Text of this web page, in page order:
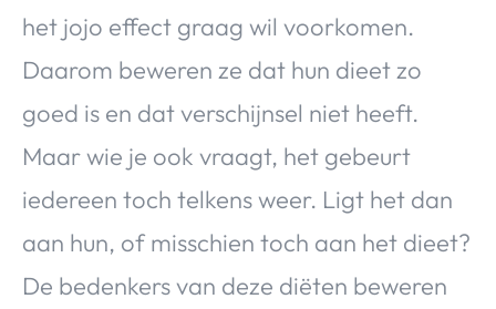
het jojo effect graag wil voorkomen.
Daarom beweren ze dat hun dieet zo
goed is en dat verschijnsel niet heeft.
Maar wie je ook vraagt, het gebeurt
iedereen toch telkens weer. Ligt het dan
aan hun, of misschien toch aan het dieet?
De bedenkers van deze diëten beweren